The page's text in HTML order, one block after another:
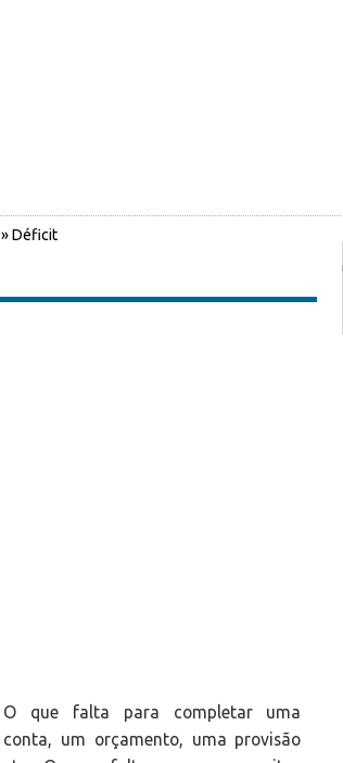
» Déficit
O que falta para completar uma
conta, um orçamento, uma provisão